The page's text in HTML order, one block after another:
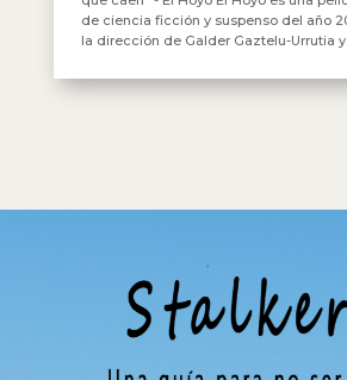
de ciencia ficción y suspenso del año
la dirección de Galder Gaztelu-Urrutia y...